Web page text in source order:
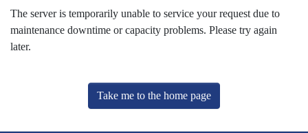
The server is temporarily unable to service your request due to
maintenance downtime or capacity problems. Please try again
later.
Take me to the home page